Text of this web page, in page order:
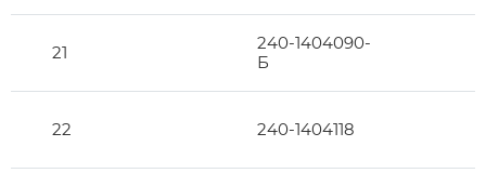
21
240-1404090-
Б
22 240-1404118